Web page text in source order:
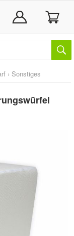
› Sonstiges